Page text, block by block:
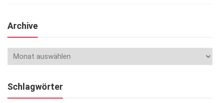
Archive
Schlagwörter